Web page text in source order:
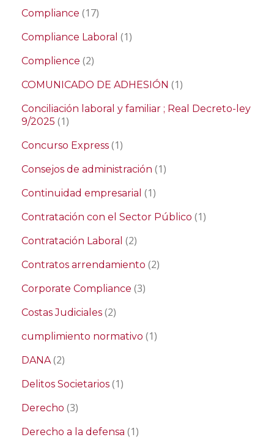
Compliance (17)
Compliance Laboral (1)
Complience (2)
COMUNICADO DE ADHESIÓN (1)
Conciliación laboral y familiar ; Real Decreto-ley
9/2025 (1)
Concurso Express (1)
Consejos de administración (1)
Continuidad empresarial (1)
Contratación con el Sector Público (1)
Contratación Laboral (2)
Contratos arrendamiento (2)
Corporate Compliance (3)
Costas Judiciales (2)
cumplimiento normativo (1)
DANA(2)
Delitos Societarios (1)
Derecho (3)
Derecho a la defensa (1)